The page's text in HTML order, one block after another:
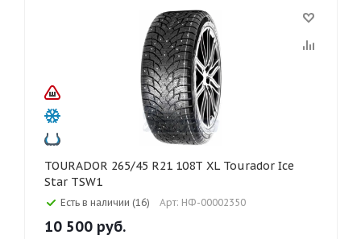
TOURADOR 265/45 R21 108T XL Tourador Ice
Star TSW1
Есть в наличии (16) Арт: НФ-00002350
10 500 руб.